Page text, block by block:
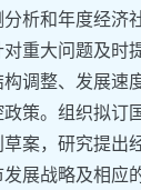
析和年度经济
重大问题及时
调整、发展速
策。组织拟订
案，研究提出
展战略及相应